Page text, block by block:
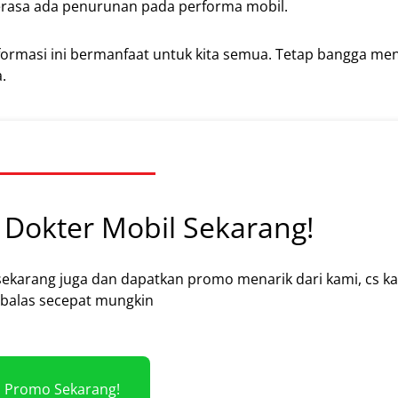
ada penurunan pada performa mobil.
ini bermanfaat untuk kita semua. Tetap bangga
Mobil Sekarang!
juga dan dapatkan promo menarik dari kami, cs
secepat mungkin
Promo Sekarang!